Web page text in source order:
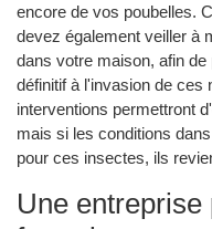
encore de vos poubelles.
devez également veiller à
dans votre maison, afin
définitif à l'invasion de ces
interventions permettront
mais si les conditions
pour ces insectes, ils
Une